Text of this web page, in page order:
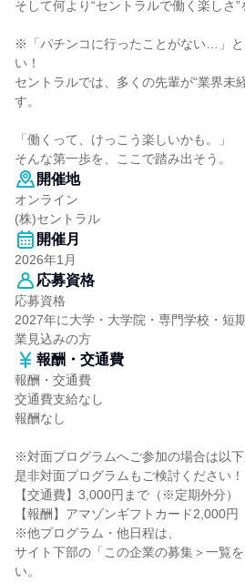
そして何より“セントラルで働く楽しさ”
※「パチンコに行ったことがない…」と
い！
セントラルでは、多くの先輩が“業界未
す。
「働くって、けっこう楽しいかも。」
そんな第一歩を、ここで踏み出そう。
開催地
オンライン
(株)セントラル
開催月
2026年1月
応募資格
応募資格
2027年に大学・大学院・専門学校・短
業見込みの方
報酬・交通費
報酬・交通費
交通費支給なし
報酬なし
※対面プログラムへご参加の場合は以下
是非対面プログラムもご検討ください！
【交通費】3,000円まで（※定期外分）
【報酬】アマゾンギフトカード2,000円
※他プログラム・他日程は、
サイト下部の「この企業の募集＞一覧
い。